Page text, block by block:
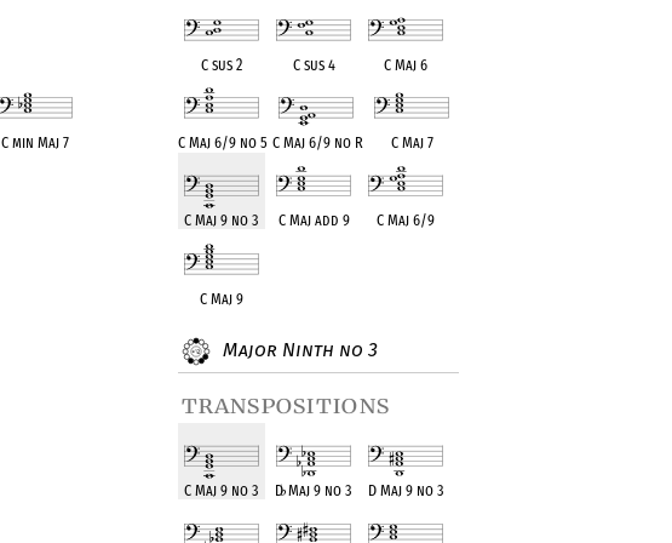
C sus 2 C sus 4 C Maj 6
C Maj 6/9 no 5 C Maj 6/9 no R C Maj 7
C Maj 9 no 3 C Maj add 9 C Maj 6/9
C Maj 9
Major Ninth no 3
transpositions
C Maj 9 no 3 D♭Maj 9 no 3 D Maj 9 no 3
C min Maj 7